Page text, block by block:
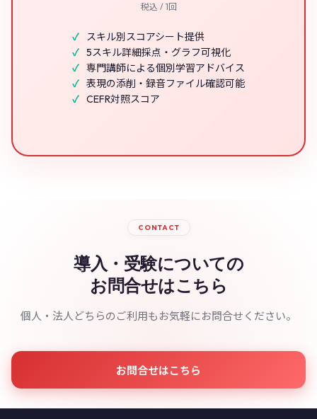
税込 / 1回
スキル別スコアシート提供
5スキル詳細採点・グラフ可視化
専門講師による個別学習アドバイス
表現の添削・録音ファイル確認可能
CEFR対照スコア
CONTACT
導入・受験についての
お問合せはこちら
個人・法人どちらのご利用もお気軽にお問合せください。
お問合せはこちら